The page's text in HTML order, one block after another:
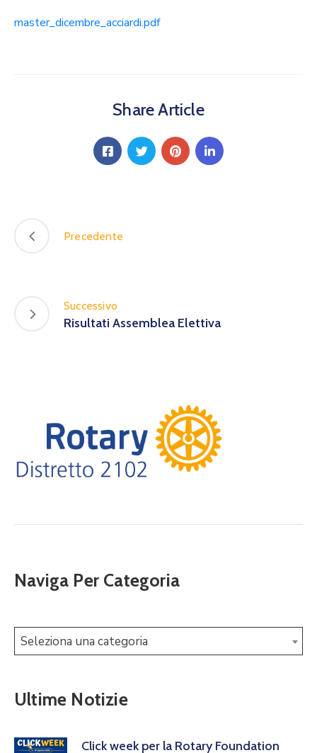
master_dicembre_acciardi.pdf
Share Article
Precedente
Successivo
Risultati Assemblea Elettiva
Naviga Per Categoria
Seleziona una categoria
Ultime Notizie
Click week per la Rotary Foundation